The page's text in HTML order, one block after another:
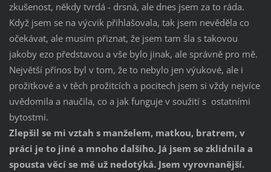
zkušenost, někdy tvrdá - drsná, ale dnes jsem za to ráda.
Když jsem se na výcvik přihlašovala, tak jsem nevěděla co
očekávat, ale musím přiznat, že jsem tam šla s takovou
jakoby ezo představou a vše bylo jinak, ale správně pro mě.
Největší přínos byl v tom, že to nebylo jen výukové, ale i
prožitkové a v těch prožitcích a pocitech jsem si vždy nejvíce
uvědomila a naučila, co a jak funguje v soužití s ostatními
bytostmi.
Zlepšil se mi vztah s manželem, matkou, bratrem, v
práci je to jiné a mnoho dalšího. Já jsem se zklidnila a
spousta věcí se mě už nedotýká. Jsem vyrovnanější.